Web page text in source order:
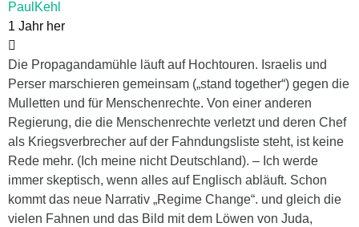
PaulKehl
1 Jahr her
Die Propagandamühle läuft auf Hochtouren. Israelis und
Perser marschieren gemeinsam („stand together“) gegen die
Mulletten und für Menschenrechte. Von einer anderen
Regierung, die die Menschenrechte verletzt und deren Chef
als Kriegsverbrecher auf der Fahndungsliste steht, ist keine
Rede mehr. (Ich meine nicht Deutschland). – Ich werde
immer skeptisch, wenn alles auf Englisch abläuft. Schon
kommt das neue Narrativ „Regime Change“. und gleich die
vielen Fahnen und das Bild mit dem Löwen von Juda,